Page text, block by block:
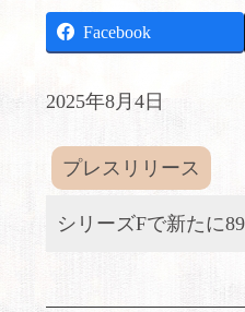
Facebook
2025年8月4日
プレスリリース
シリーズFで新たに